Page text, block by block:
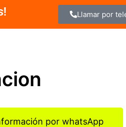
Llamar por
por whatsApp